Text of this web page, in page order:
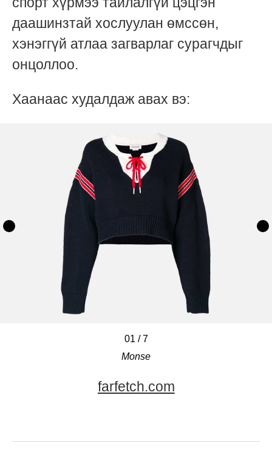
даашинзтай хослуулан өмссөн,
хэнэггүй атлаа загварлаг сурагчдыг
онцоллоо.
Хаанаас худалдаж авах вэ:
01 / 7
Monse
farfetch.com
/
///
//